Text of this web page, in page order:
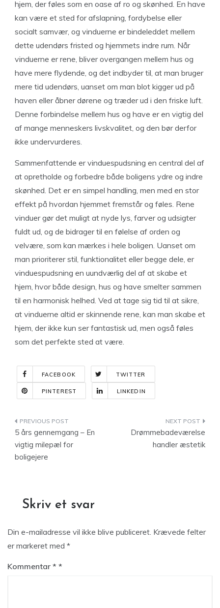
hjem, der føles som en oase af ro og skønhed. En have
kan være et sted for afslapning, fordybelse eller
socialt samvær, og vinduerne er bindeleddet mellem
dette udendørs fristed og hjemmets indre rum. Når
vinduerne er rene, bliver overgangen mellem hus og
have mere flydende, og det indbyder til, at man bruger
mere tid udendørs, uanset om man blot kigger ud på
haven eller åbner dørene og træder ud i den friske luft.
Denne forbindelse mellem hus og have er en vigtig del
af mange menneskers livskvalitet, og den bør derfor
ikke undervurderes.
Sammenfattende er vinduespudsning en central del af
at opretholde og forbedre både boligens ydre og indre
skønhed. Det er en simpel handling, men med en stor
effekt på hvordan hjemmet fremstår og føles. Rene
vinduer gør det muligt at nyde lys, farver og udsigter
fuldt ud, og de bidrager til en følelse af orden og
velvære, som kan mærkes i hele boligen. Uanset om
man prioriterer stil, funktionalitet eller begge dele, er
vinduespudsning en uundværlig del af at skabe et
hjem, hvor både design, hus og have smelter sammen
til en harmonisk helhed. Ved at tage sig tid til at sikre,
at vinduerne altid er skinnende rene, kan man skabe et
hjem, der ikke kun ser fantastisk ud, men også føles
som det perfekte sted at være.
FACEBOOK TWITTER
PINTEREST LINKEDIN
Indlægsnavigation
5 års gennemgang – En
vigtig milepæl for
boligejere
Drømmebadeværelse
handler æstetik
Skriv et svar
Din e-mailadresse vil ikke blive publiceret. Krævede felter
er markeret med *
Kommentar *